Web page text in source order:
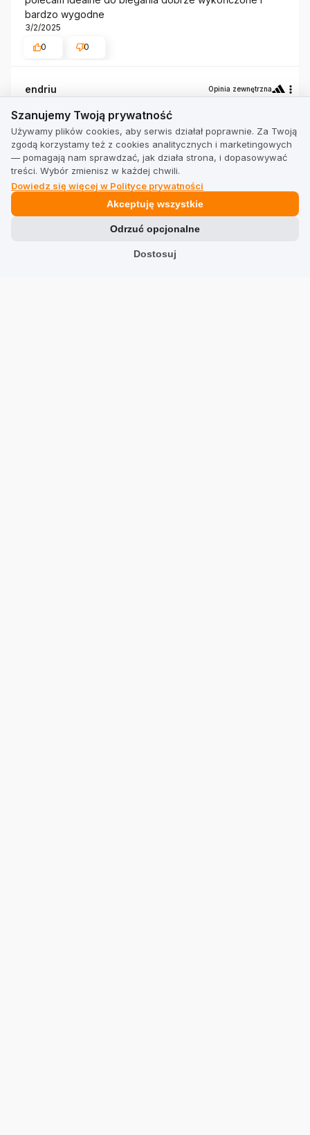
bardzo wygodne
3/2/2025
0
0
endriu Opinia zewnętrzna
Zgodność z rozmiarem
zaniżony
zgodny
zawyżony
Szerokość
wąski
standardowy szeroki
elegancja , funkcjonalność i wygoda.Poprostu the best
3/1/2025
Szanujemy Twoją prywatność
Używamy plików cookies, aby serwis działał poprawnie. Za Twoją
zgodą korzystamy też z cookies analitycznych i marketingowych
— pomagają nam sprawdzać, jak działa strona, i dopasowywać
treści. Wybór zmienisz w każdej chwili.
Dowiedz się więcej w Polityce prywatności
Dostosuj
Odrzuć opcjonalne
Akceptuję wszystkie